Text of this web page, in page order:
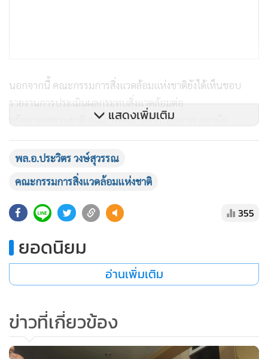
นอกจากนี้ คณะกรรมการสิ่งแวดล้อมแห่งชาติยังได้เห็นชอบ
รายงานการประเมินผลกระทบสิ่งแวดล้อมต่อ
ทรัพยากรธรรมชาติ คุณภาพสิ่งแวดล้อม สุขภาพ อนามัย
คุณภาพชีวิตของประชาชน(EHIA) โครงการก่อสร้างทางวิ่งเส้นที่
3 และ 4 ท่าอากาศยานสุวรรณภูมิ เพื่อส่งเสริมการพัฒนา
พล.อ.ประวิตรได้กำชับคณะกรรมการสิ่งแวดล้อมแห่งชาติ ให้
ติดตามโครงการต่างๆ ที่ผ่านความเห็นชอบแล้ว พร้อมเร่งรัดให้
กระทรวงและหน่วยงานต่างๆที่รับผิดชอบนำเสนอโครงการตาม
ขั้นตอนอย่างเร่งด่วนเพื่อให้โครงการบรรลุผลสัมฤทธิ์เป็นรูป
ธรรม มุ่งลดผลกระทบต่อประชาชนและสิ่งแวดล้อมอย่างจริงจัง
โดยตรงเพื่อฟื้นฟูเศรษฐกิจของชาติและนำไปสู่การพัฒนา
ประเทศอย่างยั่งยืน สอดคล้องกับนโยบายของรัฐบาลต่อไป
แสดงเพิ่มเติม
พล.อ.ประวิตร วงษ์สุวรรณ
คณะกรรมการสิ่งแวดล้อมแห่งชาติ
355
ยอดนิยม
อ่านเพิ่มเติม
ข่าวที่เกี่ยวข้อง